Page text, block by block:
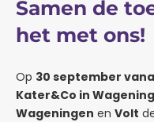
Samen de
het met ons!
Op 30 september
Kater&Co in
Wageningen en Volt